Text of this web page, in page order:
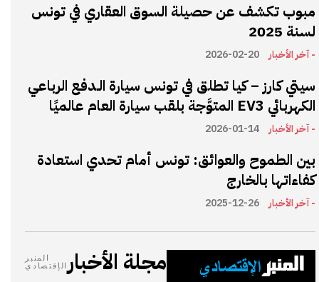
مبوب تكشف عن حصيلة السوق العقاري في تونس
لسنة 2025
- آخر الأخبار 2026-02-20
سيتي كارز – كيا تطلق في تونس سيارة الـدفع الرباعي
الكهربائي EV3 المتوَّجة بلقب سيارة العام عالميًا
- آخر الأخبار 2026-01-14
بين الطموح والعوائق: تونس أمام تحدي استعادة
كفاءاتها بالخارج
- آخر الأخبار 2025-12-26
مجلة الأخبار
المنبر
الإقتصادي